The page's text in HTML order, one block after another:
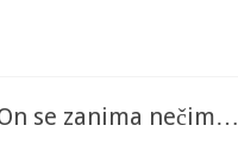
se zanima nečim…